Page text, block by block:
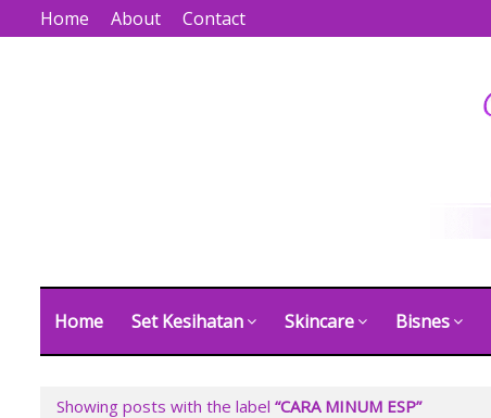
Home About Contact
Home Set Kesihatan Skincare Bisnes
Showing posts with the label CARA MINUM ESP